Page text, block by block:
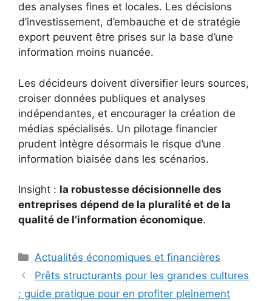
des analyses fines et locales. Les décisions
d’investissement, d’embauche et de stratégie
export peuvent être prises sur la base d’une
information moins nuancée.
Les décideurs doivent diversifier leurs sources,
croiser données publiques et analyses
indépendantes, et encourager la création de
médias spécialisés. Un pilotage financier
prudent intègre désormais le risque d’une
information biaisée dans les scénarios.
Insight : la robustesse décisionnelle des
entreprises dépend de la pluralité et de la
qualité de l’information économique.
Catégories
Actualités économiques et financières
Prêts structurants pour les grandes cultures
: guide pratique pour en profiter pleinement